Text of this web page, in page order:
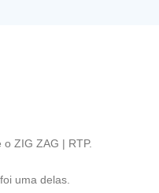
ZIG ZAG | RTP.
uma delas.